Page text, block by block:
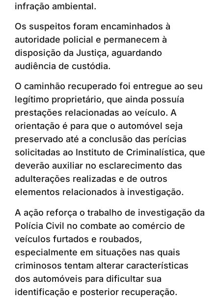
infração ambiental.
Os suspeitos foram encaminhados à
autoridade policial e permanecem à
disposição da Justiça, aguardando
audiência de custódia.
O caminhão recuperado foi entregue ao seu
legítimo proprietário, que ainda possuía
prestações relacionadas ao veículo. A
orientação é para que o automóvel seja
preservado até a conclusão das perícias
solicitadas ao Instituto de Criminalística, que
deverão auxiliar no esclarecimento das
adulterações realizadas e de outros
elementos relacionados à investigação.
A ação reforça o trabalho de investigação da
Polícia Civil no combate ao comércio de
veículos furtados e roubados,
especialmente em situações nas quais
criminosos tentam alterar características
dos automóveis para dificultar sua
identificação e posterior recuperação.